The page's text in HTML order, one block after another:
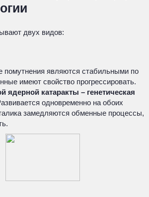
двух видов:
помутнения являются стабильными по
имеют свойство прогрессировать.
ядерной катаракты – генетическая
одновременно на обоих
замедляются обменные процессы,